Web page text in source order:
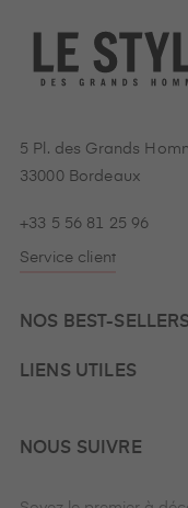
5 Pl. des Grands
33000 Bordeaux
+33 5 56 81 25 96
Service client
NOS BEST-SELLERS
LIENS UTILES
NOUS SUIVRE